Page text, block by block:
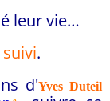
leur vie…
.
d'Yves Duteil